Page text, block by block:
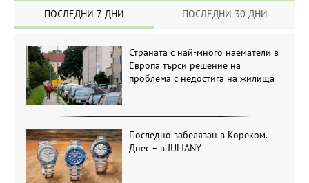
ПОСЛЕДНИ 7 ДНИ ПОСЛЕДНИ 30 ДНИ
Страната с най-много наематели в
Европа търси решение на
проблема с недостига на жилища
Последно забелязан в Кореком.
Днес – в JULIANY